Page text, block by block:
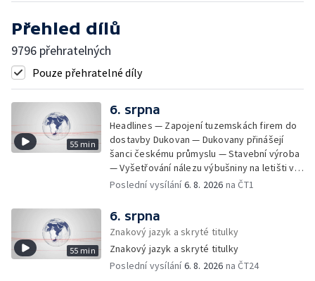
Přehled dílů
9796 přehratelných
Pouze přehratelné díly
55 min
6. srpna
Headlines — Zapojení tuzemskách firem do
dostavby Dukovan — Dukovany přinášejí
šanci českému průmyslu — Stavební výroba
— Vyšetřování nálezu výbušniny na letišti v
Lipsku — Bourání torza vyhořelé budovy ve
Omezování spotřeby vody v Jihlavě — Čistý
zisk bank — Jednání o ukončení bojů na
Blízkém východě — Opakované údery na
jižní Libanon — Přibylo zásahů horské služby
— Bezpečnostní opatření kvůli Evropské lize
Poslední vysílání6. 8. 2026 na ČT1
55 min
6. srpna
Znakový jazyk a skryté titulky
Znakový jazyk a skryté titulky
Poslední vysílání6. 8. 2026 na ČT24